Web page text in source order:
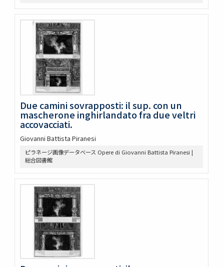
Due camini sovrapposti: il sup. con un
mascherone inghirlandato fra due veltri
accovacciati.
Giovanni Battista Piranesi
ピラネージ画像データベース Opere di Giovanni Battista Piranesi |
総合図書館